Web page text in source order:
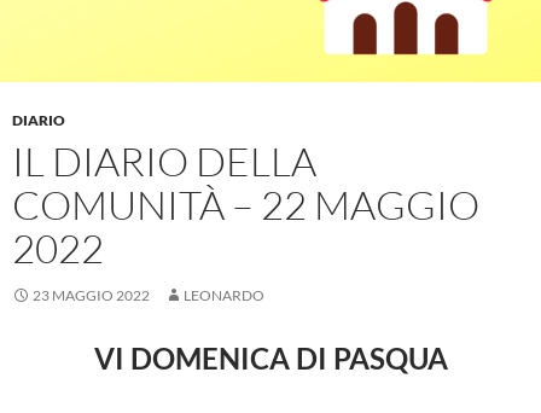
DIARIO
IL DIARIO DELLA
COMUNITÀ – 22 MAGGIO
2022
23 MAGGIO 2022 LEONARDO
VI DOMENICA DI PASQUA